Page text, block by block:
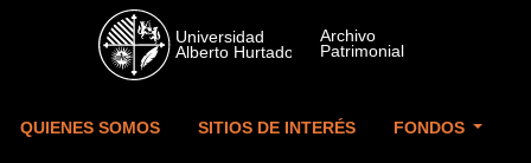
Skip to main content
QUIENES SOMOS SITIOS DE INTERÉS FONDOS